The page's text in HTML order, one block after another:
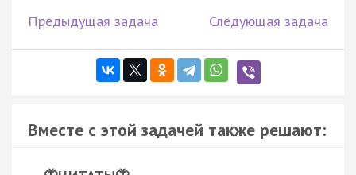
Предыдущая задача Следующая задача
Вместе с этой задачей также решают: